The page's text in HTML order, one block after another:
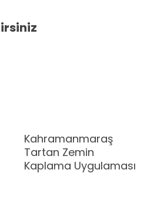
Kahramanmaraş
Tartan Zemin
Kaplama Uygulaması